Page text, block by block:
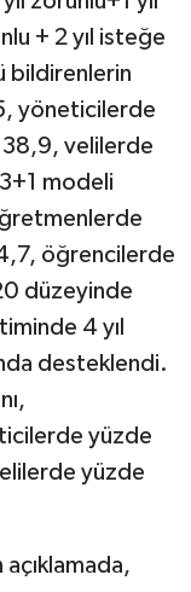
+ 2 yıl isteğe
bildirenlerin
yöneticilerde
velilerde
modeli
öğrencilerde
düzeyinde
4 yıl
desteklendi.
yüzde
yüzde